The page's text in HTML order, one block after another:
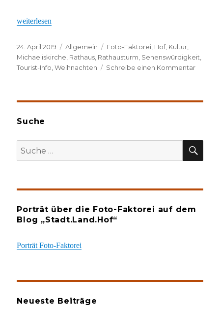
„Einmal hoch hinaus“
weiterlesen
Veröffentlicht
am
24. April 2019 Kategorien
Allgemein Schlagwörter
Foto-Faktorei Hof, Kultur
Michaeliskirche Rathaus Rathausturm Sehenswürdigkeit
Tourist-Info ,Weihnachten Schreibe einen Kommentarzu
Suche
Suche
nach:
Porträt über die Foto-Faktorei auf dem
Blog „Stadt.Land.Hof“
Porträt Foto-Faktorei
Neueste Beiträge